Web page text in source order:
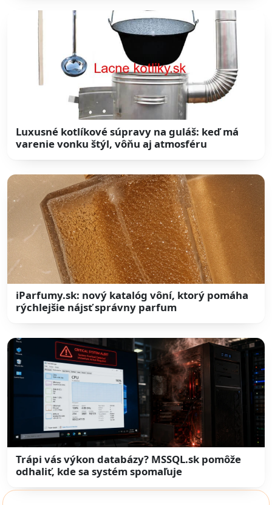
Luxusné kotlíkové súpravy na guláš: keď má
varenie vonku štýl, vôňu aj atmosféru
iParfumy.sk: nový katalóg vôní, ktorý pomáha
rýchlejšie nájsť správny parfum
Trápi vás výkon databázy? MSSQL.sk pomôže
odhaliť, kde sa systém spomaľuje